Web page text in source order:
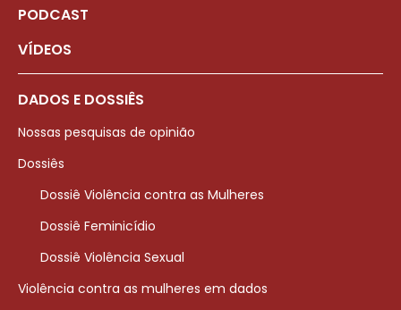
PODCAST
VÍDEOS
DADOS E DOSSIÊS
Nossas pesquisas de opinião
Dossiês
Dossiê Violência contra as Mulheres
Dossiê Feminicídio
Dossiê Violência Sexual
Violência contra as mulheres em dados